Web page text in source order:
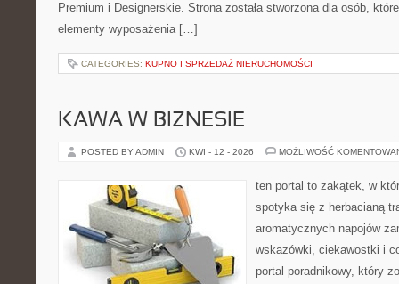
Premium i Designerskie. Strona została stworzona dla osób,
elementy wyposażenia […]
CATEGORIES: KUPNO I SPRZEDAŻ NIERUCHOMOŚCI
KAWA W BIZNESIE
POSTED BY ADMIN KWI - 12 - 2026 MOŻLIWOŚĆ
ten portal to zakątek, w
spotyka się z herbacianą
aromatycznych napojów
wskazówki, ciekawostki i
portal poradnikowy, który